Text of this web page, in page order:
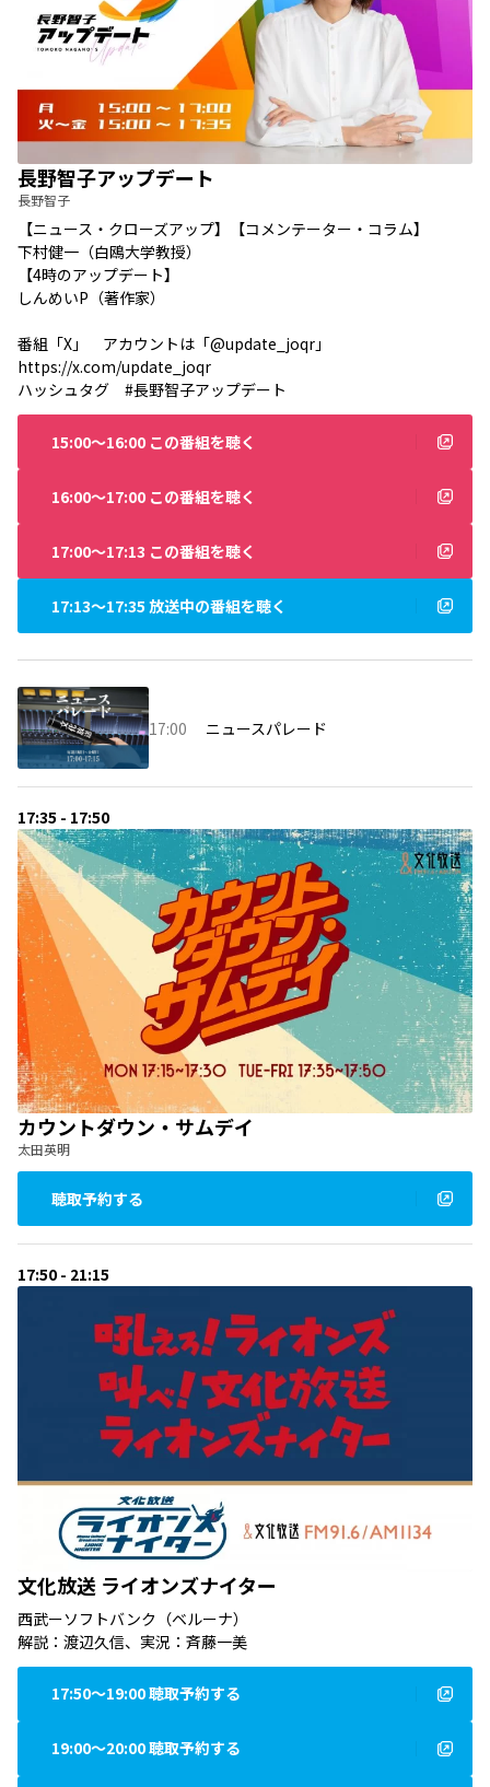
長野智子アップデート
長野智子
【ニュース・クローズアップ】【コメンテーター・コラム】
下村健一（白鴎大学教授）
【4時のアップデート】
しんめいP（著作家）
番組「X」 アカウントは「@update_joqr 」
https://x.com/update_joqr
ハッシュタグ #長野智子アップデート
15:00〜16:00 この番組を聴く
16:00〜17:00 この番組を聴く
17:00〜17:13 この番組を聴く
17:13〜17:35 放送中の番組を聴く
17:00 ニュースパレード
17:35 - 17:50
カウントダウン・サムデイ
太田英明
聴取予約する
17:50 - 21:15
文化放送 ライオンズナイター
西武ーソフトバンク（ベルーナ）
解説：渡辺久信、実況：斉藤一美
17:50〜19:00 聴取予約する
19:00〜20:00 聴取予約する